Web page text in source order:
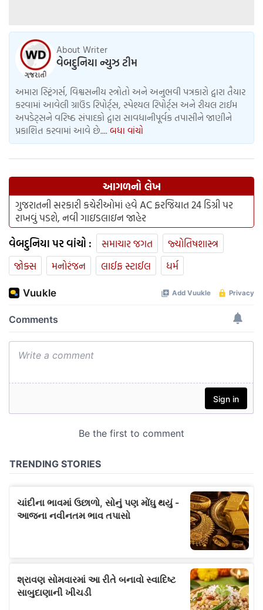
About Writer
વેબદુનિયા ન્યુઝ ટીમ
અમારા સ્ટ્રિંગર્સ, વિશ્વસનીય સ્ત્રોતો અને અનુભવી પત્રકારો દ્વારા તૈયાર
કરવામાં આવેલી ગ્રાઉંડ રિપોર્ટ્સ, સ્પેશ્યલ રિપોર્ટ્સ અને રીયલ ટાઈમ
અપડેટ્સને વરિષ્ઠ સંપાદકો દ્વારા સાવધાનીપૂર્વક તપાસીને જાણીને
પ્રકાશિત કરવામાં આવે છે.... બધા વાંચો
આગળનો લેખ
ગુજરાતની સરકારી કચેરીઓમાં હવે AC ફરજિયાત 24 ડિગ્રી પર
રાખવું પડશે, નવી ગાઇડલાઇન જાહેર
વેબદુનિયા પર વાંચો : સમાચાર જગત
જ્યોતિષશાસ્ત્ર
જોક્સ
મનોરંજન લાઈફ સ્ટાઈલ ધર્મ